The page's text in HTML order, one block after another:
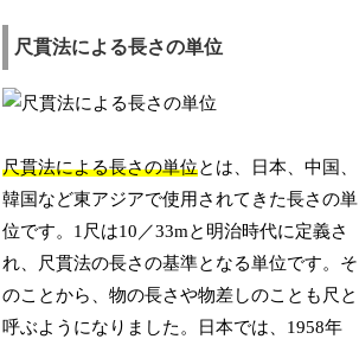
尺貫法による長さの単位
尺貫法による長さの単位とは、日本、中国、
韓国など東アジアで使用されてきた長さの単
位です。1尺は10／33mと明治時代に定義さ
れ、尺貫法の長さの基準となる単位です。そ
のことから、物の長さや物差しのことも尺と
呼ぶようになりました。日本では、1958年